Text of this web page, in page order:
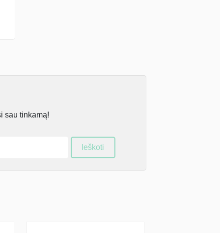
sau tinkamą!
Ieškoti